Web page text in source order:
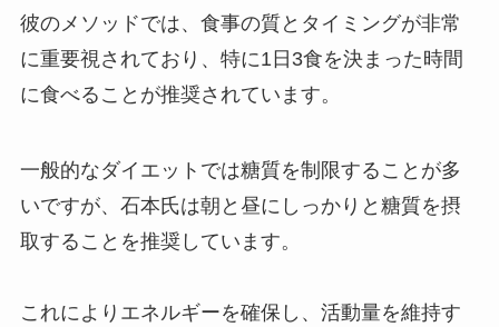
彼のメソッドでは、食事の質とタイミングが非常
に重要視されており、特に1日3食を決まった時間
に食べることが推奨されています。
一般的なダイエットでは糖質を制限することが多
いですが、石本氏は朝と昼にしっかりと糖質を摂
取することを推奨しています。
これによりエネルギーを確保し、活動量を維持す